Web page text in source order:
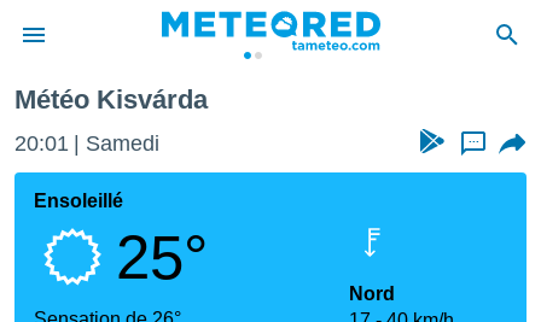
de
Météo Kisvárda
20:01 Samedi ...
Ensoleillé
25°
Nord